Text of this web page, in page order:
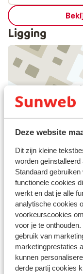
Deze website
Dit zijn kleine
worden
Standaard
functionele cookies
werkt en dat je alle
analytische cookies
voorkeurscookies
voor je te
gebruik van
marketingprestaties
kunnen
derde partij cookies
Ligging
Afstanden
Centrum: 300 m
Luchthaven: 140
Pinautomaat: 400
Skipiste: 800 m
Skibushalte: 150 m
Skipas, -les
Skipas